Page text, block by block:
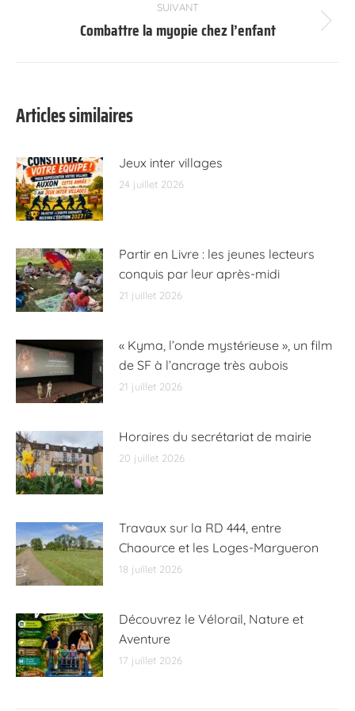
:
SUIVANT
Article
Combattre la myopie chez l’enfant
Articles similaires
Jeux inter villages
24 juillet 2026
Partir en Livre : les jeunes lecteurs
conquis par leur après-midi
21 juillet 2026
« Kyma, l’onde mystérieuse », un film
de SF à l’ancrage très aubois
21 juillet 2026
Horaires du secrétariat de mairie
20 juillet 2026
Travaux sur la RD 444, entre
Chaource et les Loges-Margueron
18 juillet 2026
Découvrez le Vélorail, Nature et
Aventure
17 juillet 2026